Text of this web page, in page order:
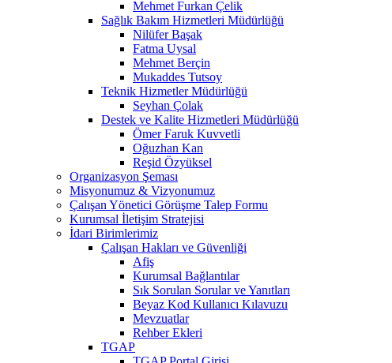
Mehmet Furkan Çelik
Sağlık Bakım Hizmetleri Müdürlüğü
Nilüfer Başak
Fatma Uysal
Mehmet Berçin
Mukaddes Tutsoy
Teknik Hizmetler Müdürlüğü
Seyhan Çolak
Destek ve Kalite Hizmetleri Müdürlüğü
Ömer Faruk Kuvvetli
Oğuzhan Kan
Reşid Özyüksel
Organizasyon Şeması
Misyonumuz & Vizyonumuz
Çalışan Yönetici Görüşme Talep Formu
Kurumsal İletişim Stratejisi
İdari Birimlerimiz
Çalışan Hakları ve Güvenliği
Afiş
Kurumsal Bağlantılar
Sık Sorulan Sorular ve Yanıtları
Beyaz Kod Kullanıcı Kılavuzu
Mevzuatlar
Rehber Ekleri
TGAP